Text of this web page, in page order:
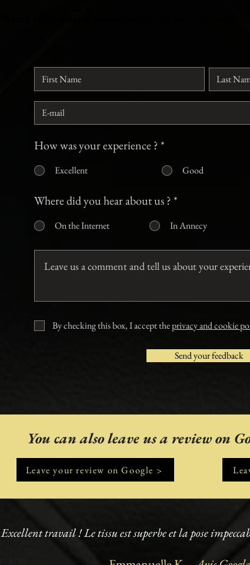
How was your experience ?*
Excellent Good
Where did you hear about us ?*
On the Internet In Annecy
By checking this box, I accept theprivacy and cookie
Send your feedback
You can also leave us a review on
Leave your review on Google >
Excellent travail ! Le tissu est superbe et la pose